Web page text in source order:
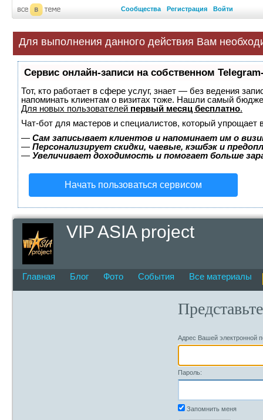
Сообщества Регистрация Войти
Для выполнения данного действия Вам
Сервис онлайн-записи на собственном
Тот, кто работает в сфере услуг, знает — без ведения
напоминать клиентам о визитах тоже. Нашли самый
Для новых пользователей первый месяц бесплатно.
Чат-бот для мастеров и специалистов, который упрощает
— Сам записывает клиентов и напоминает им о
— Персонализирует скидки, чаевые, кэшбэк и
— Увеличивает доходимость и помогает больше
Начать пользоваться сервисом
VIP ASIA project
Главная Блог Фото События Все материалы
Адрес Вашей электронной
Пароль:
Запомнить меня